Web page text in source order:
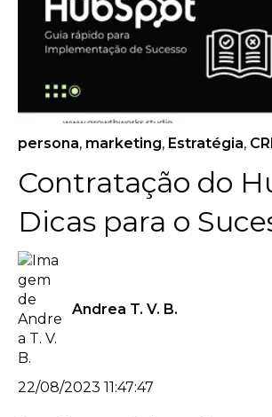
persona, marketing, Estratégia,
Contratação do
Dicas para o
Andrea T. V. B.
22/08/2023 11:47:47